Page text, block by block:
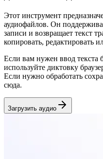
Этот инструмент
аудиофайлов. Он
записи и возвращает текст
копировать, редактировать
Если вам нужен ввод текста
используйте диктовку
Если нужно обработать
сюда.
Загрузить аудио